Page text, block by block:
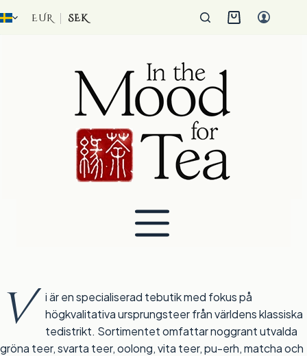
till
EUR SEK Kundvagn
V
i är en specialiserad tebutik med fokus på
högkvalitativa ursprungsteer från världens klassiska
tedistrikt. Sortimentet omfattar noggrant utvalda
gröna teer,svarta teer,oolong,vita teer,pu-erh,matchaoch